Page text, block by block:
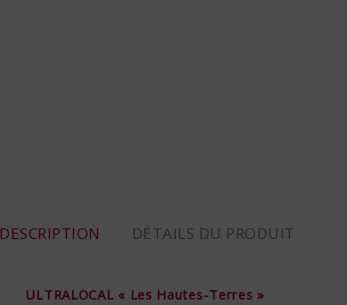
DESCRIPTION DÉTAILS DU PRODUIT
ULTRALOCAL « Les Hautes-Terres »